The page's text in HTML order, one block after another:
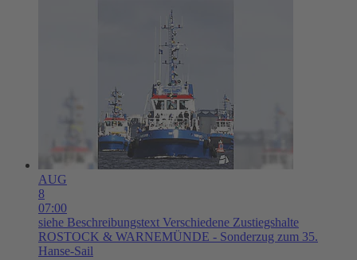
AUG
8
07:00
siehe Beschreibungstext Verschiedene Zustiegshalte
ROSTOCK & WARNEMÜNDE - Sonderzug zum 35.
Hanse-Sail